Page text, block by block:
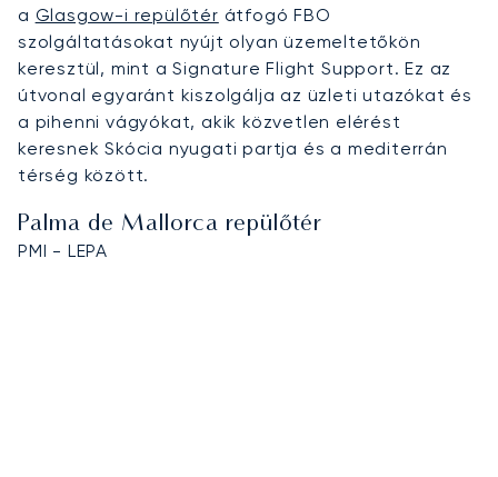
a Glasgow-i repülőtér átfogó FBO
szolgáltatásokat nyújt olyan üzemeltetőkön
keresztül, mint a Signature Flight Support. Ez az
útvonal egyaránt kiszolgálja az üzleti utazókat és
a pihenni vágyókat, akik közvetlen elérést
keresnek Skócia nyugati partja és a mediterrán
térség között.
Palma de Mallorca repülőtér
PMI - LEPA